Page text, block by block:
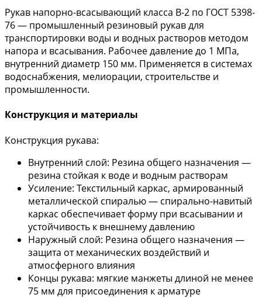
Рукав напорно-всасывающий класса В-2 по ГОСТ 5398-
76 — промышленный резиновый рукав для
транспортировки воды и водных растворов методом
напора и всасывания. Рабочее давление до 1 МПа,
внутренний диаметр 150 мм. Применяется в системах
водоснабжения, мелиорации, строительстве и
промышленности.
Конструкция и материалы
Конструкция рукава:
Внутренний слой: Резина общего назначения —
резина стойкая к воде и водным растворам
Усиление: Текстильный каркас, армированный
металлической спиралью — спирально-навитый
каркас обеспечивает форму при всасывании и
устойчивость к внешнему давлению
Наружный слой: Резина общего назначения —
защита от механических воздействий и
атмосферного влияния
Концы рукава: мягкие манжеты длиной не менее
75 мм для присоединения к арматуре